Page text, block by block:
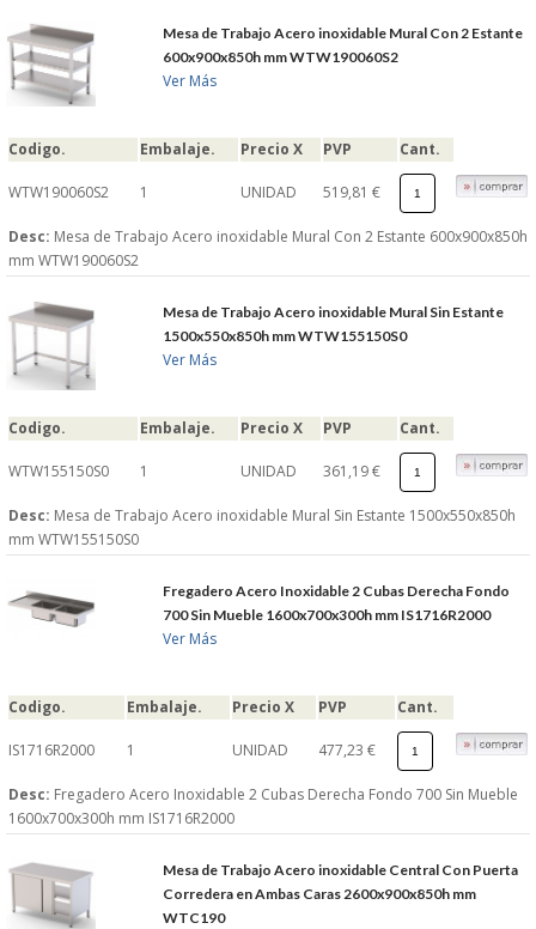
Mesa de Trabajo Acero inoxidable Mural Con 2 Estante
600x900x850h mm WTW190060S2
Ver Más
Codigo. Embalaje. Precio X PVP Cant.
WTW190060S2 1 UNIDAD 519,81 €
Desc: Mesa de Trabajo Acero inoxidable Mural Con 2 Estante 600x900x850h
mm WTW190060S2
Mesa de Trabajo Acero inoxidable Mural Sin Estante
1500x550x850h mm WTW155150S0
Ver Más
Codigo. Embalaje. Precio X PVP Cant.
WTW155150S0 1 UNIDAD 361,19 €
Desc: Mesa de Trabajo Acero inoxidable Mural Sin Estante 1500x550x850h
mm WTW155150S0
Fregadero Acero Inoxidable 2 Cubas Derecha Fondo
700 Sin Mueble 1600x700x300h mm IS1716R2000
Ver Más
Codigo. Embalaje. Precio X PVP Cant.
IS1716R2000 1 UNIDAD 477,23 €
Desc: Fregadero Acero Inoxidable 2 Cubas Derecha Fondo 700 Sin Mueble
1600x700x300h mm IS1716R2000
Mesa de Trabajo Acero inoxidable Central Con Puerta
Corredera en Ambas Caras 2600x900x850h mm
WTC190